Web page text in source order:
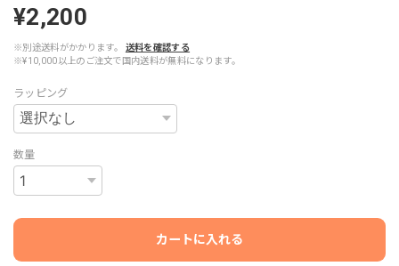
¥2,200
※別途送料がかかります。
送料を確認する
※¥10,000以上のご注文で国内送料が無料になります。
ラッピング
数量
カートに入れる